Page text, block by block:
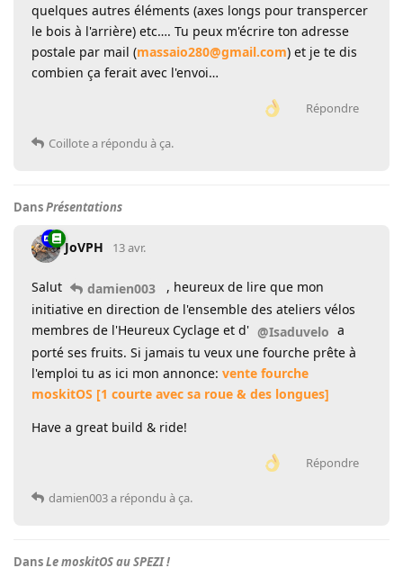
quelques autres éléments (axes longs pour transpercer
le bois à l'arrière) etc…. Tu peux m'écrire ton adresse
postale par mail (massaio280@gmail.com) et je te dis
combien ça ferait avec l'envoi…
Répondre
Coillotea répondu à ça.
DansPrésentations
JoVPH 13 avr.
Salut damien003
, heureux de lire que mon
initiative en direction de l'ensemble des ateliers vélos
membres de l'Heureux Cyclage et d' @Isaduvelo a
porté ses fruits. Si jamais tu veux une fourche prête à
l'emploi tu as ici mon annonce: vente fourche
moskitOS [1 courte avec sa roue & des longues]
Have a great build & ride!
Répondre
damien003a répondu à ça.
DansLe moskitOS au SPEZI !